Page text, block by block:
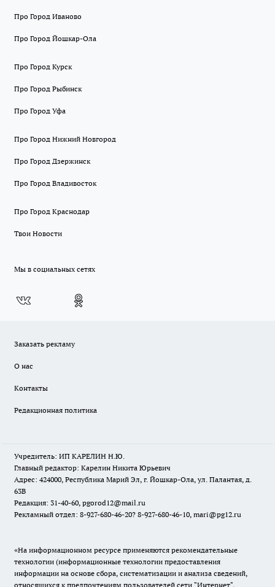
Про Город Иваново
Про Город Йошкар-Ола
Про Город Курск
Про Город Рыбинск
Про Город Уфа
Про Город Нижний Новгород
Про Город Дзержинск
Про Город Владивосток
Про Город Краснодар
Твои Новости
Мы в социальных сетях
Заказать рекламу
О нас
Контакты
Редакционная политика
Учредитель: ИП КАРЕЛИН Н.Ю.
Главный редактор: Карелин Никита Юрьевич
Адрес: 424000, Республика Марий Эл, г. Йошкар-Ола, ул. Палантая, д.
63В
Редакция: 31-40-60, pgorod12@mail.ru
Рекламный отдел: 8-927-680-46-20? 8-927-680-46-10, mari@pg12.ru
«На информационном ресурсе применяются рекомендательные
технологии (информационные технологии предоставления
информации на основе сбора, систематизации и анализа сведений,
относящихся к предпочтениям пользователей сети "Интернет",